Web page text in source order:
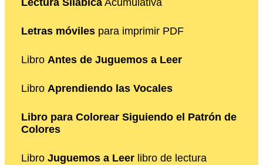
Lectura Silábica Acumulativa
Letras móviles para imprimir PDF
Libro Antes de Juguemos a Leer
Libro Aprendiendo las Vocales
Libro para Colorear Siguiendo el Patrón de
Colores
Libro Juguemos a Leer libro de lectura